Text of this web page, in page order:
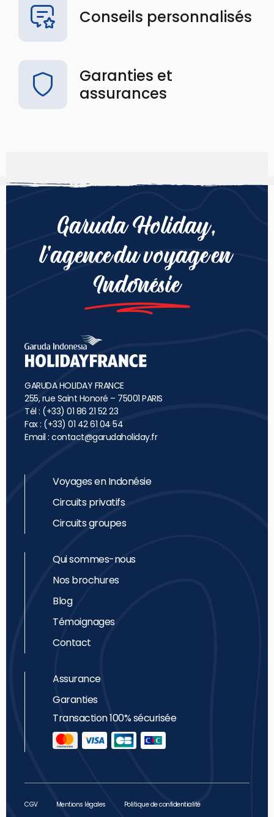
Conseils personnalisés
Garanties et
assurances
Garuda Holiday,
l’agence du voyage en
Indonésie
GARUDA HOLIDAY FRANCE
255, rue Saint Honoré – 75001 PARIS
Tél : (+33) 01 86 21 52 23
Fax : (+33) 01 42 61 04 54
Email : contact@garudaholiday.fr
Voyages en Indonésie
Circuits privatifs
Circuits groupes
Qui sommes-nous
Nos brochures
Blog
Témoignages
Contact
Assurance
Garanties
Transaction 100% sécurisée
CGV Mentions légales Politique de confidentialité